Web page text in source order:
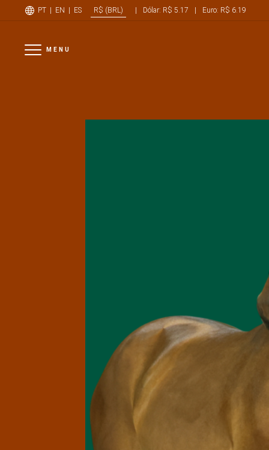
PT| EN | ES R$ (BRL) | Dólar: R$ 5.17 | Euro: R$ 6.19
MENU